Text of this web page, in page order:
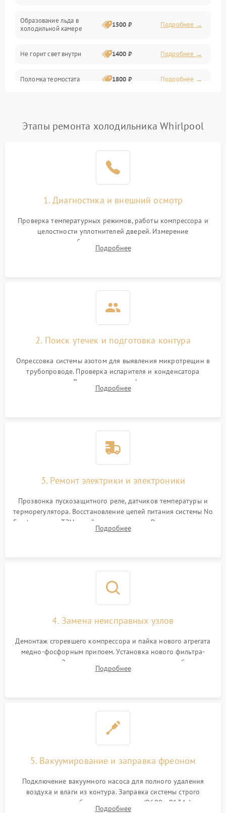
Образование льда в
холодильной камере
1500 ₽ Подробнее →
Не горит свет внутри 1400 ₽ Подробнее →
Поломка термостата 1800 ₽ Подробнее →
Поломка системы No Frost 2600 ₽ Подробнее →
работе
2000 ₽ Подробнее →
1000 ₽
1800 ₽
Этапы ремонта холодильника Whirlpool
1. Диагностика и внешний осмотр
Проверка температурных режимов, работы компрессора и
целостности уплотнителей дверей. Измерение
сопротивления обмоток мотора, проверка термостата и
считывание кодов ошибок с электронного дисплея.
Подробнее
2. Поиск утечек и подготовка контура
Опрессовка системы азотом для выявления микротрещин в
трубопроводе. Проверка испарителя и конденсатора
течеискателем. Демонтаж старого фильтра-осушителя и
продувка капиллярной трубки для устранения засоров.
Подробнее
3. Ремонт электрики и электроники
Прозвонка пускозащитного реле, датчиков температуры и
терморегулятора. Восстановление цепей питания системы No
Frost, включая ТЭН оттайки и вентилятор. Ремонт или замена
платы управления при сбоях алгоритмов.
Подробнее
4. Замена неисправных узлов
Демонтаж сгоревшего компрессора и пайка нового агрегата
медно-фосфорным припоем. Установка нового фильтра-
осушителя. Замена изношенных вентиляторов обдува,
сломанных заслонок или поврежденных дверных петель.
Подробнее
5. Вакуумирование и заправка фреоном
Подключение вакуумного насоса для полного удаления
воздуха и влаги из контура. Заправка системы строго
дозированным объемом хладагента (R600a, R134a) по
Подробнее